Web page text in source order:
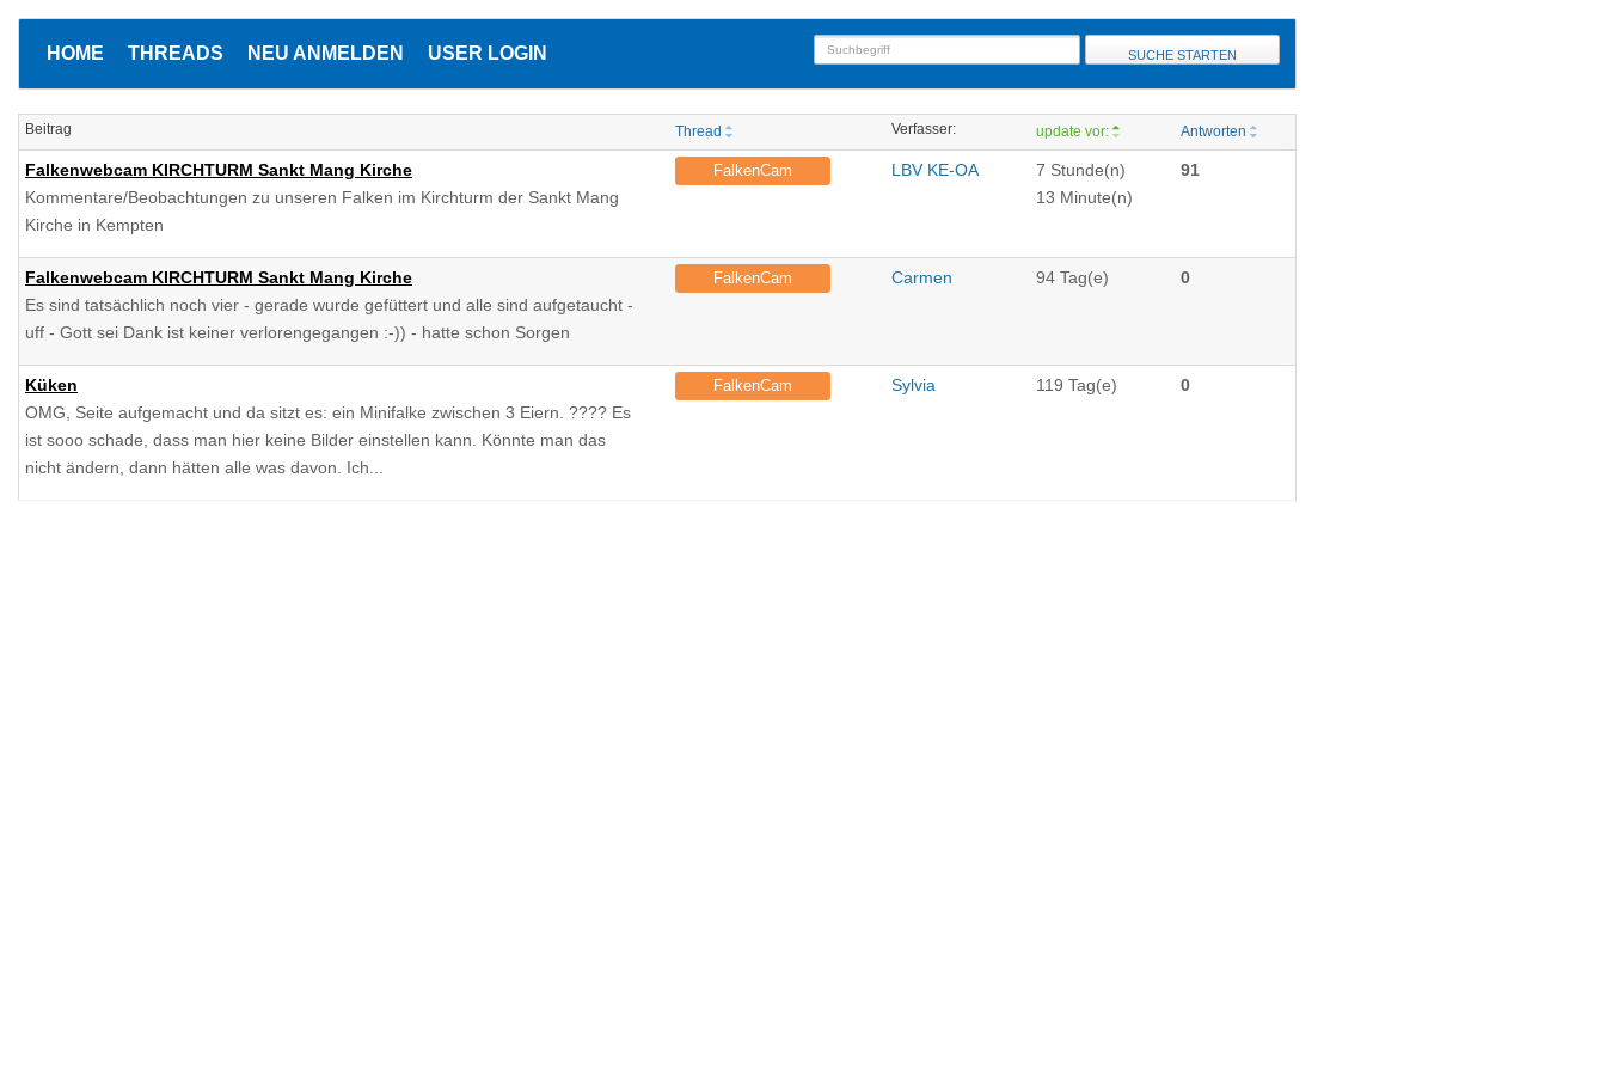
HOME THREADS NEU ANMELDEN USER LOGIN SUCHE STARTEN
Beitrag Thread Verfasser: update vor: Antworten
Falkenwebcam KIRCHTURM Sankt Mang Kirche
Kommentare/Beobachtungen zu unseren Falken im Kirchturm der Sankt Mang
Kirche in Kempten
FalkenCam LBV KE-OA
7 Stunde(n)
13 Minute(n)
91
Falkenwebcam KIRCHTURM Sankt Mang Kirche
Es sind tatsächlich noch vier - gerade wurde gefüttert und alle sind aufgetaucht -
uff - Gott sei Dank ist keiner verlorengegangen :-)) - hatte schon Sorgen
FalkenCam Carmen 94 Tag(e) 0
Küken
OMG, Seite aufgemacht und da sitzt es: ein Minifalke zwischen 3 Eiern. ???? Es
ist sooo schade, dass man hier keine Bilder einstellen kann. Könnte man das
nicht ändern, dann hätten alle was davon. Ich...
FalkenCam Sylvia 119 Tag(e) 0